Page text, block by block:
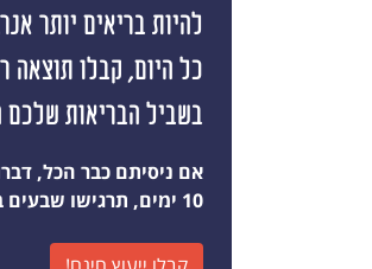
להיות בריאים יותר
בשביל הבריאות שלכם
אם ניסיתם כבר הכל,
10 ימים, תרגישו שבעים בריאים ואנרגטיים יותר מאי פעם